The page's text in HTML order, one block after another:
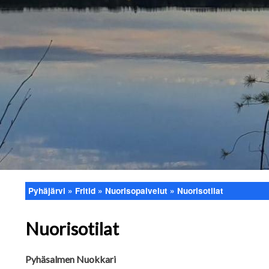
Länkstig
Pyhäjärvi Fritid Nuorisopalvelut Nuorisotilat
Nuorisotilat
Pyhäsalmen Nuokkari